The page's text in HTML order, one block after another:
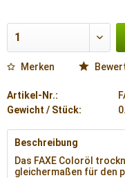
Merken
Artikel-Nr.:
Gewicht / Stück:
Beschreibung
Das FAXE Coloröl
gleichermaßen für den